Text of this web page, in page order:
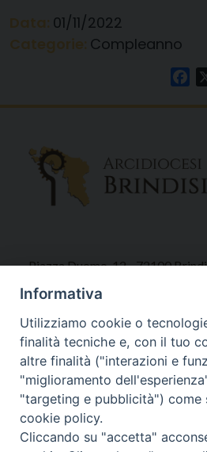
01/11/2022
Compleanno
Piazza Duomo, 12 - 72100
Tel 0831.521958
Fax 0831.528315
Orari Curia
Mar. / Mer. / Giov. ore 9 - 13
nei mesi estivi solo Martedì ore 9
Informativa
Utilizziamo cookie o
finalità tecniche e, con il tuo
altre finalità ("interazioni e
"miglioramento
"targeting e pubblicità") come
cookie policy.
Cliccando su "accetta"